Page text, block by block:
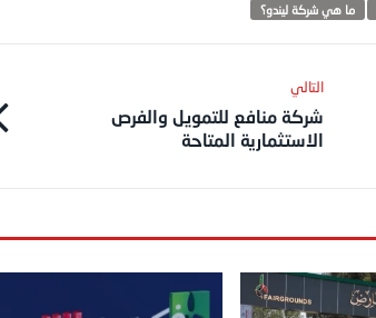
ما هي شركة ليندو؟
‎التالي
شركة منافع للتمويل والفرص
الاستثمارية المتاحة